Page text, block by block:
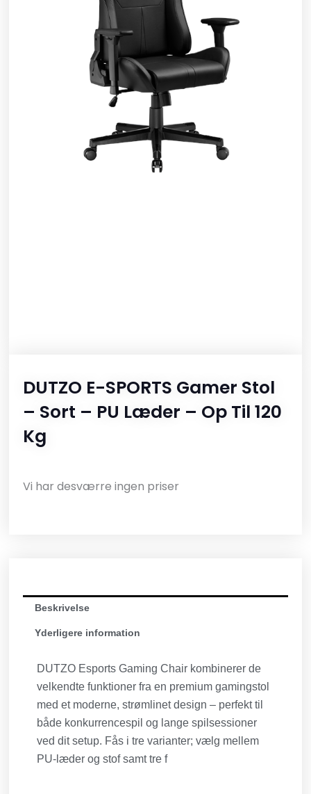
DUTZO E-SPORTS Gamer Stol
– Sort – PU Læder – Op Til 120
Kg
Vi har desværre ingen priser
Beskrivelse
Yderligere information
DUTZO Esports Gaming Chair kombinerer de
velkendte funktioner fra en premium gamingstol
med et moderne, strømlinet design – perfekt til
både konkurrencespil og lange spilsessioner
ved dit setup. Fås i tre varianter; vælg mellem
PU-læder og stof samt tre f